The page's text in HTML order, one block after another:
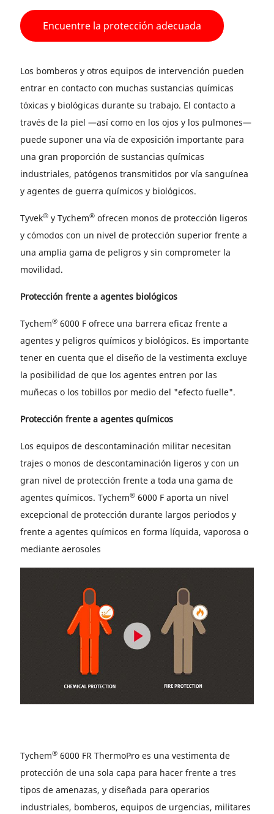
Encuentre la protección adecuada
Los bomberos y otros equipos de intervención pueden
entrar en contacto con muchas sustancias químicas
tóxicas y biológicas durante su trabajo. El contacto a
través de la piel —así como en los ojos y los pulmones—
puede suponer una vía de exposición importante para
una gran proporción de sustancias químicas
industriales, patógenos transmitidos por vía sanguínea
y agentes de guerra químicos y biológicos.
Tyvek® y Tychem® ofrecen monos de protección ligeros
y cómodos con un nivel de protección superior frente a
una amplia gama de peligros y sin comprometer la
movilidad.
Protección frente a agentes biológicos
Tychem® 6000 F ofrece una barrera eficaz frente a
agentes y peligros químicos y biológicos. Es importante
tener en cuenta que el diseño de la vestimenta excluye
la posibilidad de que los agentes entren por las
muñecas o los tobillos por medio del "efecto fuelle".
Protección frente a agentes químicos
Los equipos de descontaminación militar necesitan
trajes o monos de descontaminación ligeros y con un
gran nivel de protección frente a toda una gama de
agentes químicos. Tychem® 6000 F aporta un nivel
excepcional de protección durante largos periodos y
frente a agentes químicos en forma líquida, vaporosa o
mediante aerosoles
Tychem® 6000 FR ThermoPro es una vestimenta de
protección de una sola capa para hacer frente a tres
tipos de amenazas, y diseñada para operarios
industriales, bomberos, equipos de urgencias, militares